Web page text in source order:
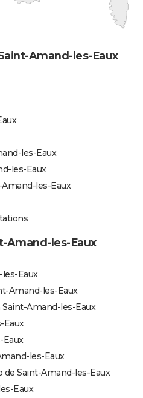
Amand-les-Eaux
les-Eaux
les-Eaux
les-Eaux
Amand-les-Eaux
Eaux
Amand-les-Eaux
Amand-les-Eaux
Eaux
les-Eaux
Saint-Amand-les-Eaux
Eaux